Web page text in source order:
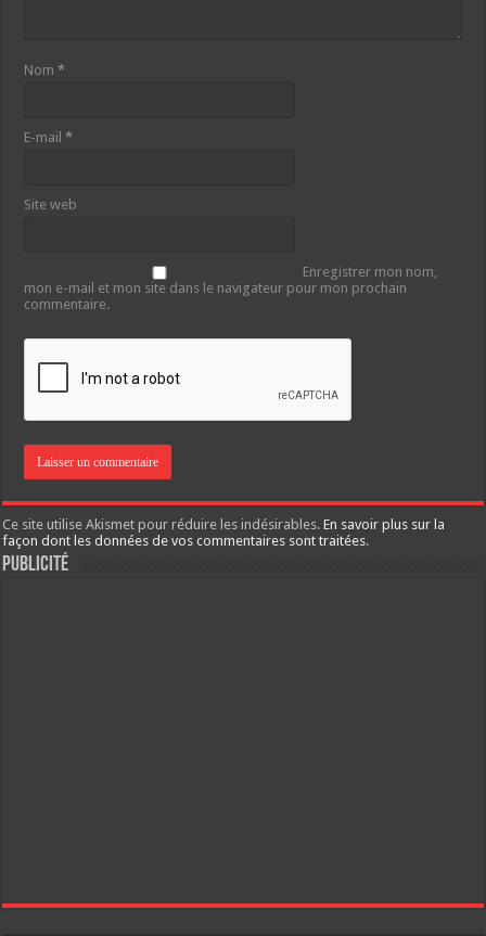
Nom*
E-mail*
Site web
Enregistrer mon nom,
mon e-mail et mon site dans le navigateur pour mon prochain
commentaire.
Ce site utilise Akismet pour réduire les indésirables.En savoir plus sur la
façon dont les données de vos commentaires sont traitées.
Publicité